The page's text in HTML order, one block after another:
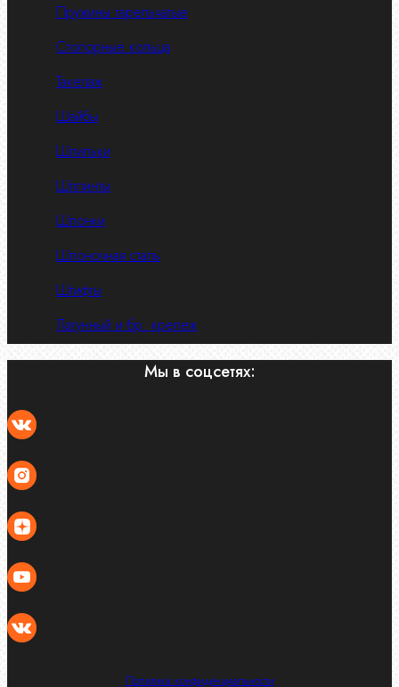
Пружины тарельчатые
Стопорные кольца
Такелаж
Шайбы
Шпильки
Шплинты
Шпонки
Шпоночная сталь
Штифты
Латунный и бр. крепеж
Мы в соцсетях:
Политика конфиденциальности